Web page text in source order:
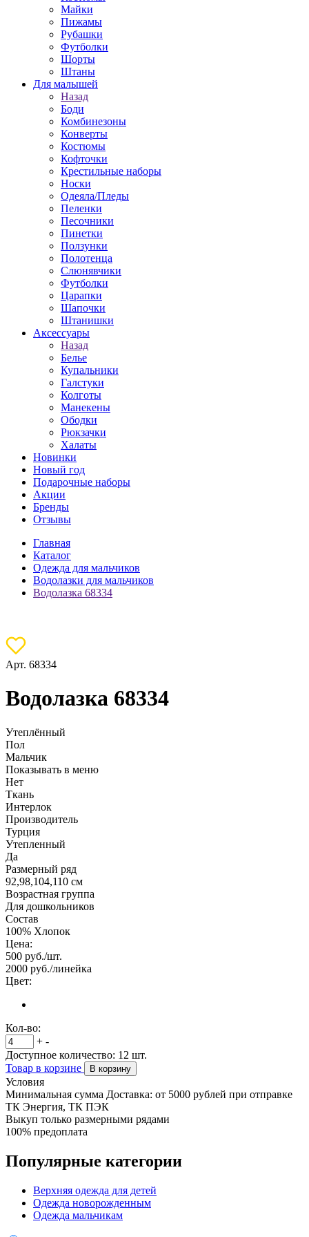
Майки
Пижамы
Рубашки
Футболки
Шорты
Штаны
Для малышей
Назад
Боди
Комбинезоны
Конверты
Костюмы
Кофточки
Крестильные наборы
Носки
Одеяла/Пледы
Пеленки
Песочники
Пинетки
Ползунки
Полотенца
Слюнявчики
Футболки
Царапки
Шапочки
Штанишки
Аксессуары
Назад
Белье
Купальники
Галстуки
Колготы
Манекены
Ободки
Рюкзачки
Халаты
Новинки
Новый год
Подарочные наборы
Акции
Бренды
Отзывы
Главная
Каталог
Одежда для мальчиков
Водолазки для мальчиков
Водолазка 68334
Арт. 68334
Водолазка 68334
Утеплённый
Пол
Мальчик
Показывать в меню
Нет
Ткань
Интерлок
Производитель
Турция
Утепленный
Да
Размерный ряд
92,98,104,110 см
Возрастная группа
Для дошкольников
Состав
100% Хлопок
Цена:
500 руб./шт.
2000 руб./линейка
Цвет:
Кол-во:
+ -
Доступное количество: 12 шт.
Товар в корзине
В корзину
Условия
Минимальная сумма Доставка: от 5000 рублей при отправке
ТК Энергия, ТК ПЭК
Выкуп только размерными рядами
100% предоплата
Популярные категории
Верхняя одежда для детей
Одежда новорожденным
Одежда мальчикам